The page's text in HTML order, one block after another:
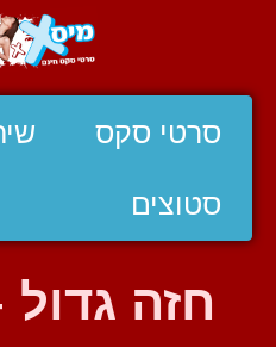
סרטי סקס
סטוצים
חזה